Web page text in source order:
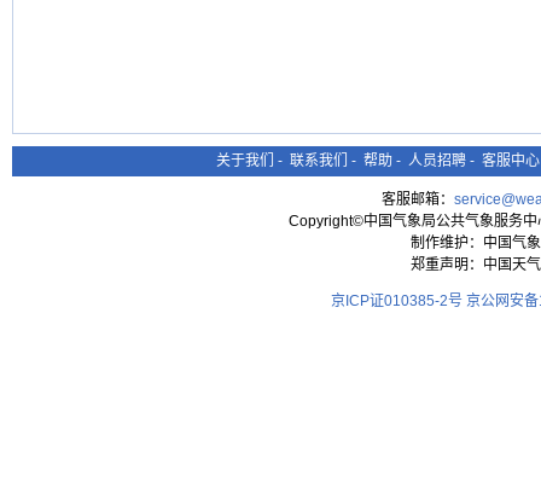
关于我们 - 联系我们 - 帮助 - 人员招聘 - 客服中心
客服邮箱：
Copyright©中国气象局公共气象服务
制作维护：中国气
郑重声明：中国天
京ICP证010385-2号 京公网安